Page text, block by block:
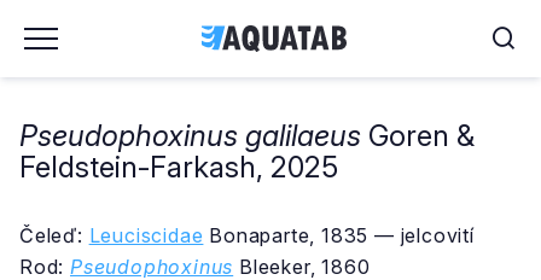
Pseudophoxinus galilaeus Goren &
Feldstein-Farkash, 2025
Čeleď: Leuciscidae Bonaparte, 1835 — jelcovití
Rod: Pseudophoxinus Bleeker, 1860